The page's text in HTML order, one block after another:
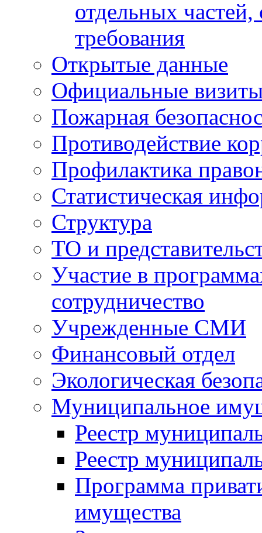
отдельных
требования
Открытые данные
Официальные
Пожарная
Противодействие
Профилактика
Статистическая
Структура
ТО и
Участие в
сотрудничество
Учрежденные СМИ
Финансовый отдел
Экологическая
Муниципальное
Реестр
Реестр
Программа
имущества